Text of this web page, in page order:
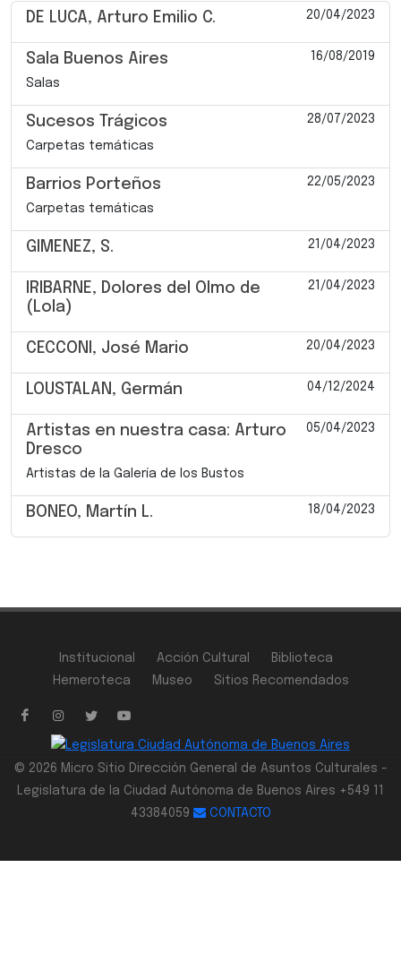
DE LUCA, Arturo Emilio C. 20/04/2023
Sala Buenos Aires 16/08/2019
Salas
Sucesos Trágicos 28/07/2023
Carpetas temáticas
Barrios Porteños 22/05/2023
Carpetas temáticas
GIMENEZ, S. 21/04/2023
IRIBARNE, Dolores del Olmo de
(Lola)
21/04/2023
CECCONI, José Mario 20/04/2023
LOUSTALAN, Germán 04/12/2024
Artistas en nuestra casa: Arturo
Dresco
05/04/2023
Artistas de la Galería de los Bustos
BONEO, Martín L. 18/04/2023
Institucional Acción Cultural
Biblioteca
Hemeroteca
Museo Sitios Recomendados
© 2026 Micro Sitio Dirección General de Asuntos Culturales -
Legislatura de la Ciudad Autónoma de Buenos Aires +549 11
43384059
CONTACTO